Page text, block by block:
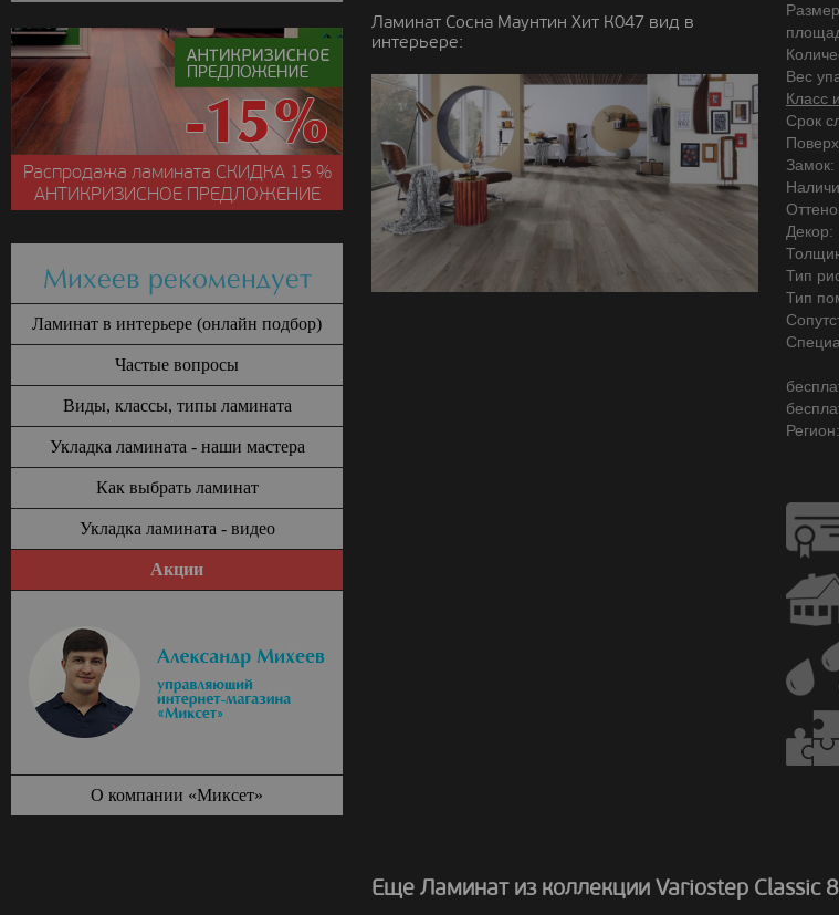
Ламинат Сосна Маунтин Хит К047 вид в
интерьере:
Вес
Класс
Срок
Замок:
Декор:
Тип
Тип
Регион:
Еще Ламинат из коллекции Variostep Classic
Распродажа ламината СКИДКА15 %
АНТИКРИЗИСНОЕ ПРЕДЛОЖЕНИЕ
Михеев рекомендует
Ламинат в интерьере (онлайн подбор)
Частые вопросы
Виды, классы, типы ламината
Укладка ламината - наши мастера
Как выбрать ламинат
Укладка ламината - видео
Акции
О компании «Миксет»